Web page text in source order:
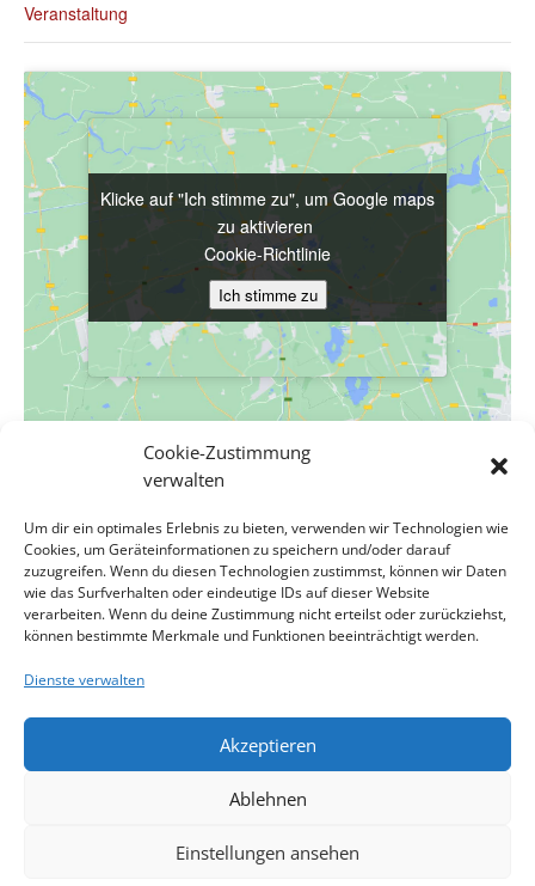
Cookie-Zustimmung
verwalten
Um dir ein optimales Erlebnis zu bieten, verwenden wir Technologien wie
Cookies, um Geräteinformationen zu speichern und/oder darauf
zuzugreifen. Wenn du diesen Technologien zustimmst, können wir Daten
wie das Surfverhalten oder eindeutige IDs auf dieser Website
verarbeiten. Wenn du deine Zustimmung nicht erteilst oder zurückziehst,
können bestimmte Merkmale und Funktionen beeinträchtigt werden.
Dienste verwalten
Akzeptieren
Ablehnen
Einstellungen ansehen
Veranstaltung
VERANSTALTUNGSORT
Biedermanngasse 11-13
Wien, Wien 1120 Österreich Google Karte anzeigen
Veranstaltungsort-Website anzeigen
Klicke auf "Ich stimme zu", um Google maps
zu aktivieren
Cookie-Richtlinie
Ich stimme zu
Klicke auf "Ich stimme zu", um Google maps
zu aktivieren
Cookie-Richtlinie
Ich stimme zu
schmücken
Kontakt
Cookie-Richtlinie (EU)